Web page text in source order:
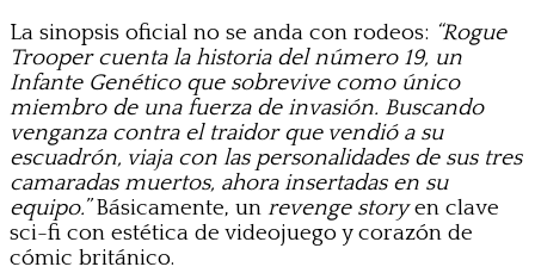
La sinopsis oficial no se anda con rodeos: “Rogue
Trooper cuenta la historia del número 19, un
Infante Genético que sobrevive como único
miembro de una fuerza de invasión. Buscando
venganza contra el traidor que vendió a su
escuadrón, viaja con las personalidades de sus tres
camaradas muertos, ahora insertadas en su
equipo.”Básicamente, un revenge storyen clave
sci-fi con estética de videojuego y corazón de
cómic británico.